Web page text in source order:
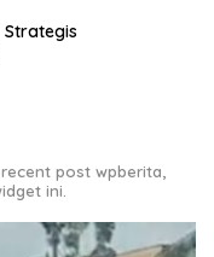
Strategis
post wpberita,
ini.